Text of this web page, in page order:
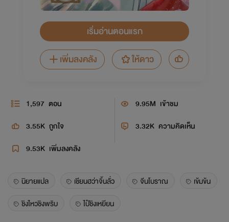
เริ่มอ่านตอนแรก
เพิ่มลงคลัง
ให้ดาว
1,597 ตอน 9.95M เข้าชม
3.55K ถูกใจ 3.32K ความคิดเห็น
9.53K เพิ่มลงคลัง
นิยายแปล เชียนฮว่าจิ้นลั่ว จีนโบราณ
เข้มข้น
ชิงไหวชิงพริบ
ไป๋ชิงเหยียน